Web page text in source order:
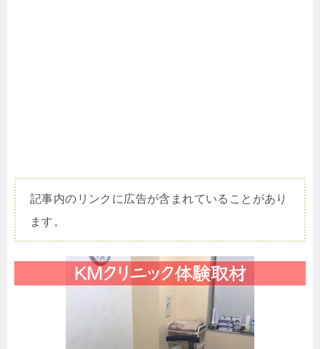
記事内のリンクに広告が含まれていることがあり
ます。